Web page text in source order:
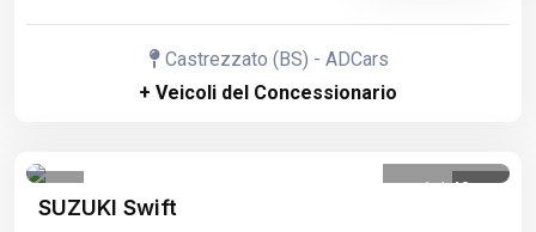
Castrezzato (BS) - ADCars
+ Veicoli del Concessionario
1 /43
SUZUKI Swift